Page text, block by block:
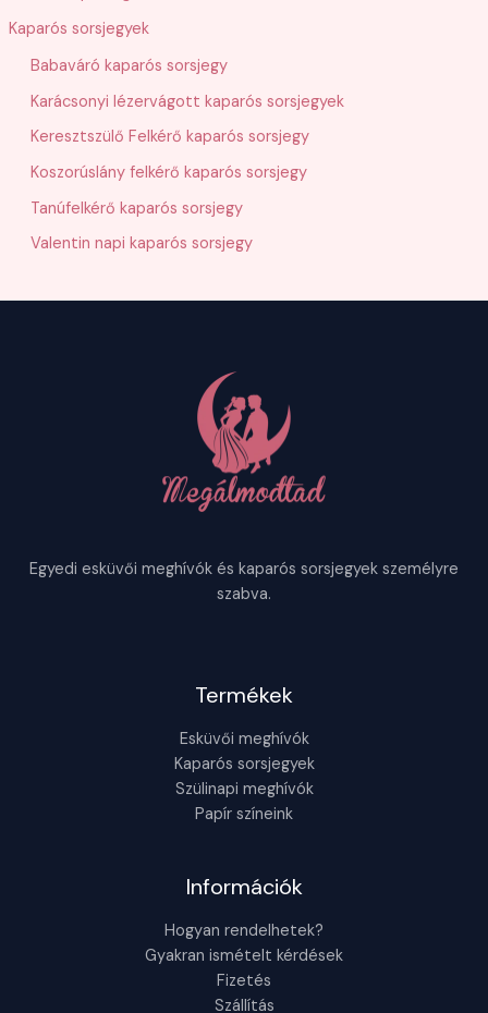
Kaparós sorsjegyek
Babaváró kaparós sorsjegy
Karácsonyi lézervágott kaparós sorsjegyek
Keresztszülő Felkérő kaparós sorsjegy
Koszorúslány felkérő kaparós sorsjegy
Tanúfelkérő kaparós sorsjegy
Valentin napi kaparós sorsjegy
Egyedi esküvői meghívók és kaparós sorsjegyek személyre
szabva.
Termékek
Esküvői meghívók
Kaparós sorsjegyek
Szülinapi meghívók
Papír színeink
Információk
Hogyan rendelhetek?
Gyakran ismételt kérdések
Fizetés
Szállítás